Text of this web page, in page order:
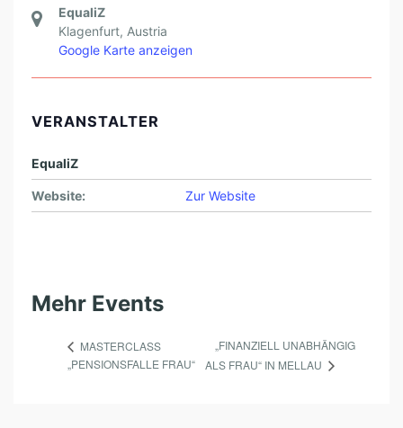
N
EqualiZ
Klagenfurt, Austria
Google Karte anzeigen
VERANSTALTER
EqualiZ
Website: Zur Website
Mehr Events
MASTERCLASS
„PENSIONSFALLE FRAU“
„FINANZIELL UNABHÄNGIG
ALS FRAU“ IN MELLAU